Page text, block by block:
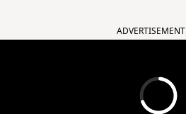
ADVERTISEMENT